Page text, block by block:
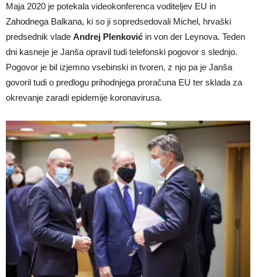
Maja 2020 je potekala videokonferenca voditeljev EU in
Zahodnega Balkana, ki so ji sopredsedovali Michel, hrvaški
predsednik vlade Andrej Plenković in von der Leynova. Teden
dni kasneje je Janša opravil tudi telefonski pogovor s slednjo.
Pogovor je bil izjemno vsebinski in tvoren, z njo pa je Janša
govoril tudi o predlogu prihodnjega proračuna EU ter sklada za
okrevanje zaradi epidemije koronavirusa.